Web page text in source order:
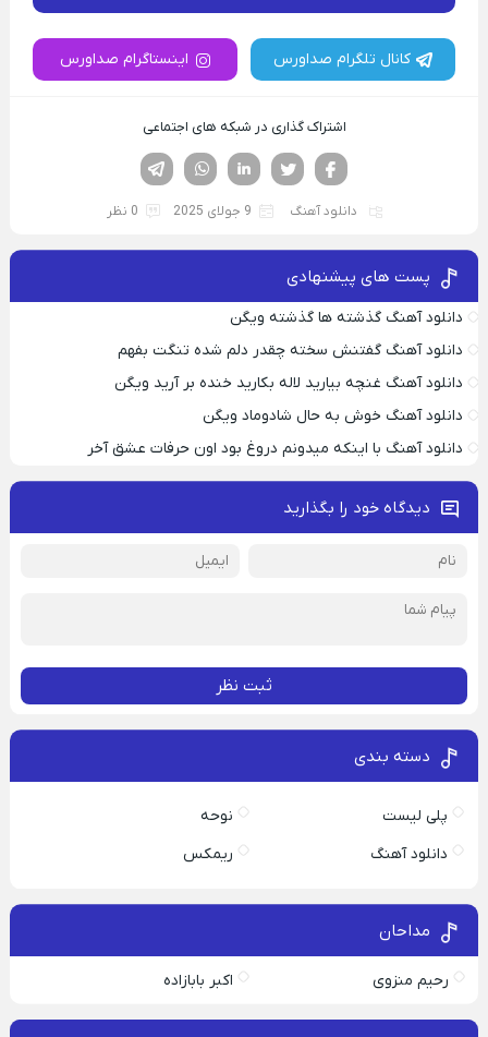
کانال تلگرام صداورس اینستاگرام صداورس
اشتراک گذاری در شبکه های اجتماعی
لینکدین تویتر
فیسوک
دانلود آهنگ 9 جولای 2025 0 نظر
پست های پیشنهادی
دانلود آهنگ گذشته ها گذشته ویگن
دانلود آهنگ گفتنش سخته چقدر دلم شده تنگت بفهم
دانلود آهنگ غنچه بیارید لاله بکارید خنده بر آرید ویگن
دانلود آهنگ خوش به حال شادوماد ویگن
دانلود آهنگ با اینکه میدونم دروغ بود اون حرفات عشق آخر
دیدگاه خود را بگذارید
ثبت نظر
دسته بندی
پلی لیست
نوحه
دانلود آهنگ
ریمکس
مداحان
رحیم منزوی اکبر بابازاده